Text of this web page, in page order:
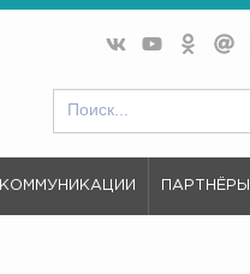
КОММУНИКАЦИИ ПАРТНЁРЫ